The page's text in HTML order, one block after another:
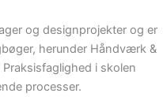
og designprojekter og er
herunder Håndværk &
i skolen
processer.